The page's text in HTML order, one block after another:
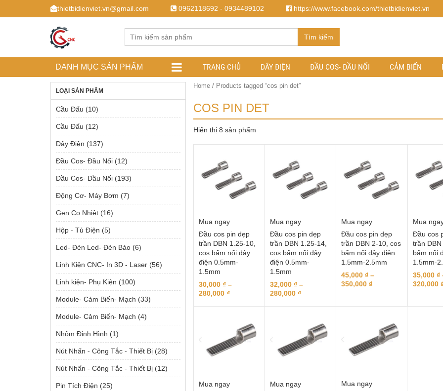
thietbidienviet.vn@gmail.com 0962118692 - 0934489102 https://www.facebook.com/thietbidienviet.vn
Tìm kiếm
DANH MỤC SẢN PHẨM TRANG CHỦ DÂY ĐIỆN ĐẦU COS- ĐẦU NỐI CẢM BIẾN
Home/ Products tagged “cos pin det”
COS PIN DET
Hiển thị 8 sản phẩm
Mua ngay
Đầu cos pin dẹp
trần DBN 1.25-10,
cos bấm nối dây
điện 0.5mm-
1.5mm
30,000 ₫–
280,000 ₫
Mua ngay
Đầu cos pin dẹp
trần DBN 1.25-14,
cos bấm nối dây
điện 0.5mm-
1.5mm
32,000 ₫ –
280,000 ₫
Mua ngay
Đầu cos pin dẹp
trần DBN 2-10, cos
bấm nối dây điện
1.5mm-2.5mm
45,000 ₫ –
350,000 ₫
Mua
Đầu cos
trần
bấm nối
1.5mm-
35,000 ₫
320,000
Mua ngay
Mua ngay
Mua ngay
LOẠI SẢN PHẨM
Cầu Đấu (10)
Cầu Đấu (12)
Dây Điện (137)
Đầu Cos- Đầu Nối (12)
Đầu Cos- Đầu Nối (193)
Động Cơ- Máy Bơm (7)
Gen Co Nhiệt (16)
Hộp - Tủ Điện (5)
Led- Đèn Led- Đèn Báo (6)
Linh Kiện CNC- In 3D - Laser (56)
Linh kiện- Phụ Kiện (100)
Module- Cảm Biến- Mạch (33)
Module- Cảm Biến- Mạch (4)
Nhôm Định Hình (1)
Nút Nhấn - Công Tắc - Thiết Bị (28)
Nút Nhấn - Công Tắc - Thiết Bị (12)
Pin Tích Điện (25)